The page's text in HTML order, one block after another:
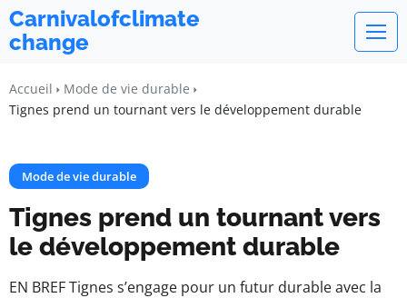
Carnivalofclimate
change
Accueil
Mode de vie durable
Tignes prend un tournant vers le développement durable
Mode de vie durable
Tignes prend un tournant vers
le développement durable
EN BREF Tignes s’engage pour un futur durable avec la